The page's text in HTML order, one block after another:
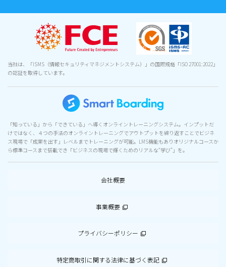
当社は、「ISMS（情報セキュリティマネジメントシステム）」の国際規格「ISO 27001:2022」
の認証を取得しています。
「知っている」から「できている」へ導くオンライントレーニングシステム。インプットだ
けではなく、４つの手法のオンライントレーニングでアウトプットを繰り返すことでビジネ
ス現場で「成果を出す」レベルまでトレーニングが可能。LMS機能もありオリジナルコースか
ら標準コースまで搭載でき「ビジネスの現場で輝くためのリアルな“学び”」を。
会社概要
事業概要
プライバシーポリシー
特定商取引に関する法律に基づく表記